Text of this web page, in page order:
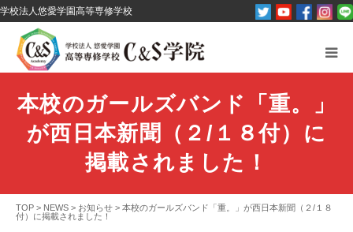
学校法人悠愛学園高等専修学校
本校のガールズバンド「重。」
が西日本新聞（２/１８付）に
掲載されました！
TOP > NEWS > お知らせ > 本校のガールズバンド「重。」が西日本新聞（２/１８
付）に掲載されました！
C&S学院とは？
オープンキャンパス
パンフレット資料請求
コース紹介